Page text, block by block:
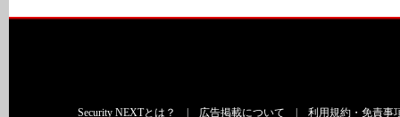
Security NEXTとは？ 広告掲載について 利用規約・免責事